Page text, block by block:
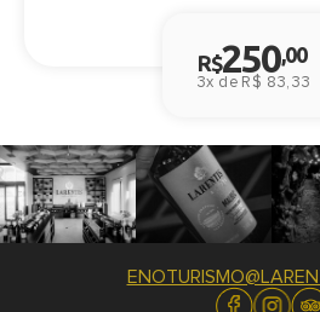
R$250,00
3x de R$ 83,33